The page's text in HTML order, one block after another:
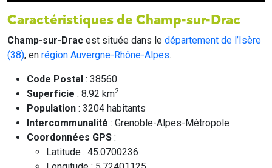
Caractéristiques de Champ-sur-Drac
Champ-sur-Drac est située dans le département de l’Isère
(38), en région Auvergne-Rhône-Alpes.
Code Postal : 38560
Superficie : 8.92 km2
Population : 3204 habitants
Intercommunalité : Grenoble-Alpes-Métropole
Coordonnées GPS :
Latitude : 45.0700236